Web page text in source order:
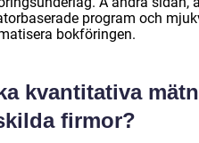
program och
bokföringen.
kvantitativa
firmor?